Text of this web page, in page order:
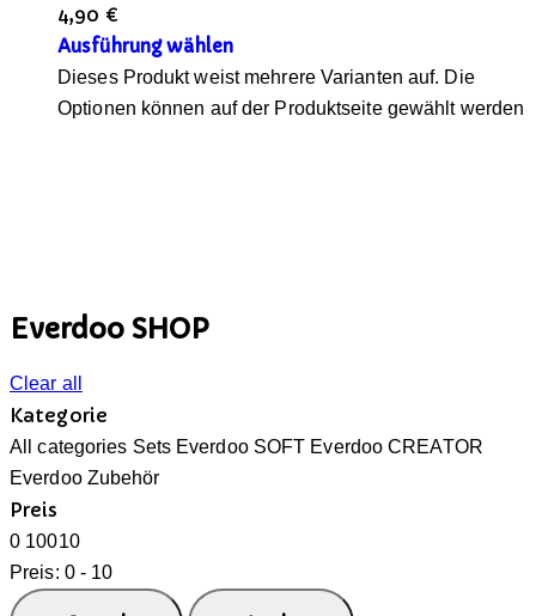
4,90 €
Ausführung wählen
Dieses Produkt weist mehrere Varianten auf. Die
Optionen können auf der Produktseite gewählt werden
Everdoo SHOP
Clear all
Kategorie
All categories Sets Everdoo SOFT Everdoo CREATOR
Everdoo Zubehör
Preis
0 10010
Preis: 0 - 10